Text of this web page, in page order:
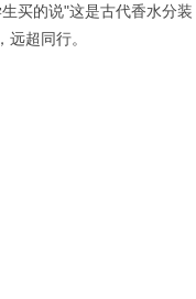
买的说"这是古代香水分装
超同行。